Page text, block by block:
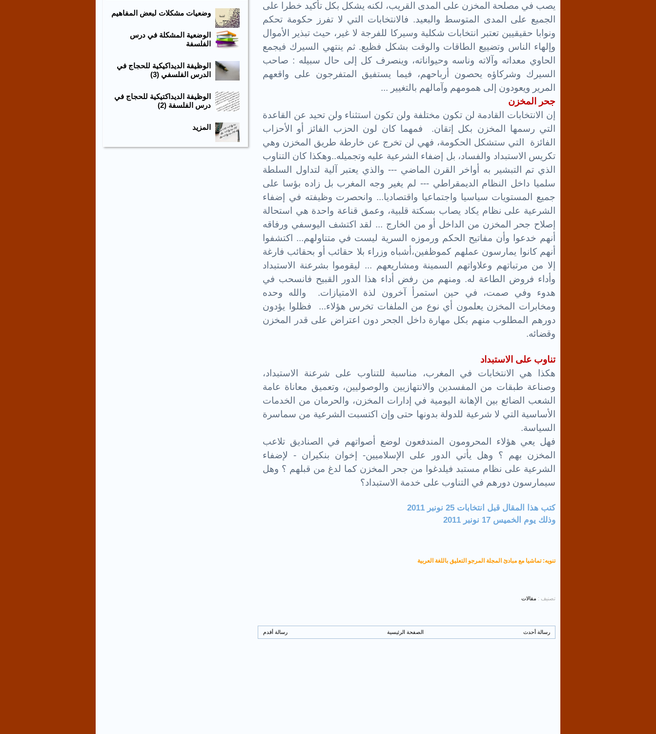
يصب في مصلحة المخزن على المدى القريب، لكنه يشكل بكل تأكيد خطرا على
الجميع على المدى المتوسط والبعيد. فالانتخابات التي لا تفرز حكومة تحكم
ونوابا حقيقيين تعتبر انتخابات شكلية وسيركا للفرجة لا غير، حيث تبذير الأموال
وإلهاء الناس وتضييع الطاقات والوقت بشكل فظيع. ثم ينتهي السيرك فيجمع
الحاوي معداته وآلاته وناسه وحيواناته، وينصرف كل إلى حال سبيله : صاحب
السيرك وشركاؤه يحصون أرباحهم، فيما يستفيق المتفرجون على واقعهم
المرير ويعودون إلى همومهم وآمالهم بالتغيير ...
جحر المخزن
إن الانتخابات القادمة لن تكون مختلفة ولن تكون استثناء ولن تحيد عن القاعدة
التي رسمها المخزن بكل إتقان. فمهما كان لون الحزب الفائز أو الأحزاب
الفائزة التي ستشكل الحكومة، فهي لن تخرج عن خارطة طريق المخزن وهي
تكريس الاستبداد والفساد، بل إضفاء الشرعية عليه وتجميله..وهكذا كان التناوب
الذي تم التبشير به أواخر القرن الماضي --- والذي يعتبر آلية لتداول السلطة
سلميا داخل النظام الديمقراطي --- لم يغير وجه المغرب بل زاده بؤسا على
جميع المستويات سياسيا واجتماعيا واقتصاديا... وانحصرت وظيفته في إضفاء
الشرعية على نظام يكاد يصاب بسكتة قلبية، وعمق قناعة واحدة هي استحالة
إصلاح جحر المخزن من الداخل أو من الخارج ... لقد اكتشف اليوسفي ورفاقه
أنهم خدعوا وأن مفاتيح الحكم ورموزه السرية ليست في متناولهم... اكتشفوا
أنهم كانوا يمارسون عملهم كموظفين،أشباه وزراء بلا حقائب أو بحقائب فارغة
إلا من مرتباتهم وعلاواتهم السمينة ومشاريعهم ... ليقوموا بشرعنة الاستبداد
وأداء فروض الطاعة له. ومنهم من رفض أداء هذا الدور القبيح فانسحب في
هدوء وفي صمت، في حين استمرأ آخرون لذة الامتيازات. والله وحده
ومخابرات المخزن يعلمون أي نوع من الملفات تخرس هؤلاء... فظلوا يؤدون
دورهم المطلوب منهم بكل مهارة داخل الجحر دون اعتراض على قدر المخزن
وقضائه.
تناوب على الاستبداد
هكذا هي الانتخابات في المغرب، مناسبة للتناوب على شرعنة الاستبداد،
وصناعة طبقات من المفسدين والانتهازيين والوصوليين، وتعميق معاناة عامة
الشعب الضائع بين الإهانة اليومية في إدارات المخزن، والحرمان من الخدمات
الأساسية التي لا شرعية للدولة بدونها حتى وإن اكتسبت الشرعية من سماسرة
السياسة.
فهل يعي هؤلاء المحرومون المندفعون لوضع أصواتهم في الصناديق تلاعب
المخزن بهم ؟ وهل يأتي الدور على الإسلاميين- إخوان بنكيران - لإضفاء
الشرعية على نظام مستبد فيلدغوا من جحر المخزن كما لدغ من قبلهم ؟ وهل
سيمارسون دورهم في التناوب على خدمة الاستبداد؟
كتب هذا المقال قبل انتخابات 25 نونبر 2011
وذلك يوم الخميس 17 نونبر 2011
تنويه: تماشيا مع مبادئ المجلة المرجو التعليق باللغة العربية
تصنيف : مقالات
رسالة أحدث رسالة أقدم الصفحة الرئيسية
وضعيات مشكلات لبعض المفاهيم
الوضعية المشكلة في درس
الفلسفة
الوظيفة الديداكيكية للحجاج في
الدرس الفلسفي (3)
الوظيفة الديداكتيكية للحجاج في
درس الفلسفة (2)
المزيد